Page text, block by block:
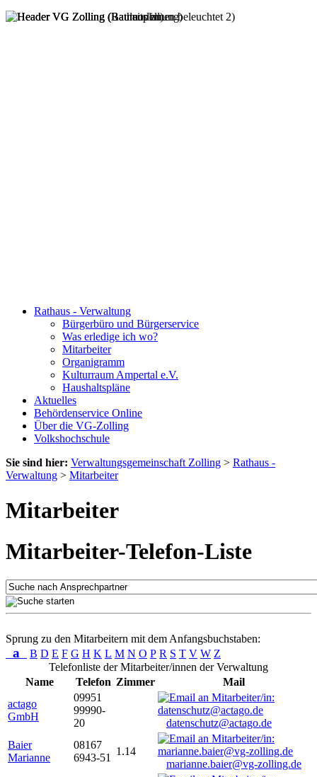
Rathaus - Verwaltung
Bürgerbüro und Bürgerservice
Was erledige ich wo?
Mitarbeiter
Organigramm
Kulturraum Ampertal e.V.
Haushaltspläne
Aktuelles
Behördenservice Online
Über die VG-Zolling
Volkshochschule
Sie sind hier: Verwaltungsgemeinschaft Zolling > Rathaus -
Verwaltung > Mitarbeiter
Mitarbeiter
Mitarbeiter-Telefon-Liste
Sprung zu den Mitarbeitern mit dem Anfangsbuchstaben:
a B D E F G H K L M N O P R S T V W Z
Telefonliste der Mitarbeiter/innen der Verwaltung
Name
Telefon Zimmer
Mail
actago
GmbH
09951
99990-
20
datenschutz@actago.de
Baier
Marianne
08167
6943-51
1.14
marianne.baier@vg-zolling.de